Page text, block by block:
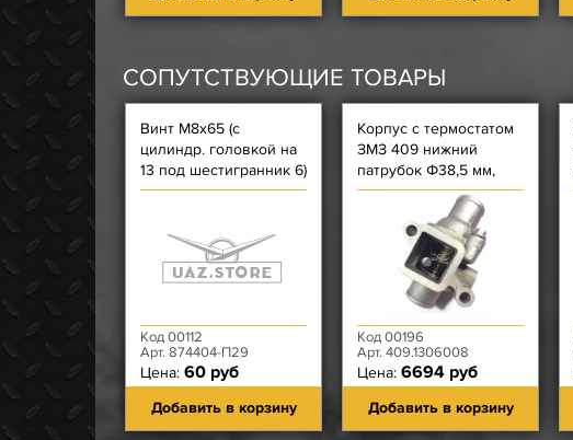
СОПУТСТВУЮЩИЕ ТОВАРЫ
Винт М8х65 (с
цилиндр. головкой на
13 под шестигранник 6)
крышки цепи длинный,
Код 00112
Арт. 874404-П29
Цена: 60 руб
Добавить в корзину
Корпус с термостатом
ЗМЗ 409 нижний
патрубок Ф38,5 мм,
два сквозных
отверстия с резьбой
(без датчик
Код 00196
Арт. 409.1306008
Цена: 6694 руб
Добавить в корзину